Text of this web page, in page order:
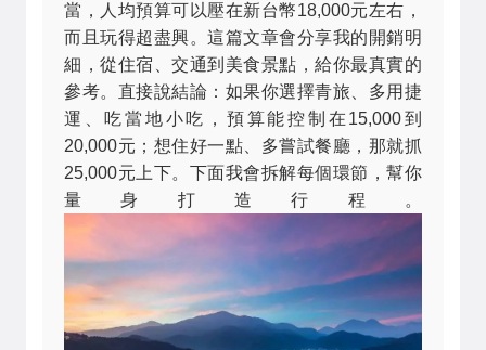
當，人均預算可以壓在新台幣18,000元左右，
而且玩得超盡興。這篇文章會分享我的開銷明
細，從住宿、交通到美食景點，給你最真實的
參考。直接說結論：如果你選擇青旅、多用捷
運、吃當地小吃，預算能控制在15,000到
20,000元；想住好一點、多嘗試餐廳，那就抓
25,000元上下。下面我會拆解每個環節，幫你
量身打造行程。